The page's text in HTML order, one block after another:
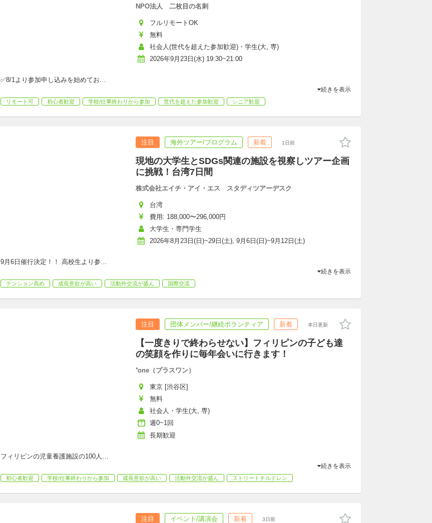
NPO法人 二枚目の名刺
フルリモートOK
無料
社会人(世代を超えた参加歓迎)・学生(大, 専)
2026年9月23日(水) 19:30~21:00
✅8/1より参加申し込みを始めてお…
続きを表示
リモート可 初心者歓迎 学校/仕事終わりから参加 世代を超えた参加歓迎 シニア歓迎
注目 海外ツアー/プログラム 新着 1日前
現地の大学生とSDGs関連の施設を視察しツアー企画
に挑戦！台湾7日間
株式会社エイチ・アイ・エス スタディツアーデスク
台湾
費用: 188,000〜296,000円
大学生・専門学生
2026年8月23日(日)~29日(土), 9月6日(日)~9月12日(土)
9月6日催行決定！！ 高校生より参…
続きを表示
テンション高め 成長意欲が高い 活動外交流が盛ん 国際交流
注目 団体メンバー/継続ボランティア 新着 本日更新
【一度きりで終わらせない】フィリピンの子ども達
の笑顔を作りに毎年会いに行きます！
⁺one（プラスワン）
東京 [渋谷区]
無料
社会人・学生(大, 専)
週0~1回
長期歓迎
フィリピンの児童養護施設の100人 …
続きを表示
初心者歓迎 学校/仕事終わりから参加 成長意欲が高い 活動外交流が盛ん ストリートチルドレン
注目 イベント/講演会 新着 3日前